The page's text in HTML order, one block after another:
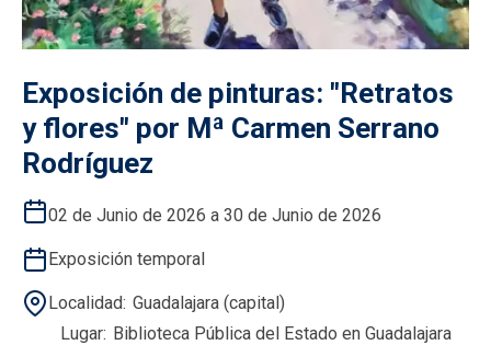
Exposición de pinturas: "Retratos
y flores" por Mª Carmen Serrano
Rodríguez
02 de Junio de 2026 a 30 de Junio de 2026
Exposición temporal
Localidad Guadalajara (capital)
Lugar Biblioteca Pública del Estado en Guadalajara